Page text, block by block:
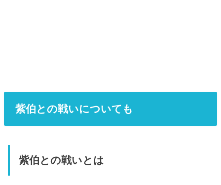
紫伯との戦いについても
紫伯との戦いとは